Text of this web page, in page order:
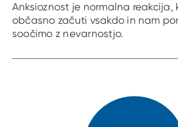
Anksioznost je normalna reakcija,
občasno začuti vsakdo in nam
soočimo z nevarnostjo.